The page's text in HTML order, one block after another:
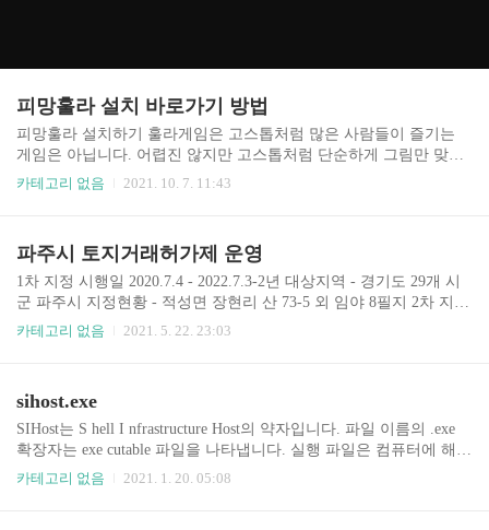
피망훌라 설치 바로가기 방법
피망훌라 설치하기 훌라게임은 고스톱처럼 많은 사람들이 즐기는
게임은 아닙니다. 어렵진 않지만 고스톱처럼 단순하게 그림만 맞춰
서 같이 어울릴순 없어도 막상 배워서 시작해보면 꽤 재미가 있는 카
더 맞을듯. 대표적인 사이트는 피망훌라가 있다. 하와이의 전통춤 또
한 훌라라고 불리우기도 한다.
카테고리 없음 2021. 10. 7. 11:43
파주시 토지거래허가제 운영
1차 지정 시행일 2020.7.4 - 2022.7.3-2년 대상지역 - 경기도 29개 시
군 파주시 지정현황 - 적성면 장현리 산 73-5 외 임야 8필지 2차 지정
- 외국인 법인 단체 대상 주택투기방지 목적 시행일 2020.10.31-2021.
카테고리 없음 2021. 5. 22. 23:03
sihost.exe
SIHost는 S hell I nfrastructure Host의 약자입니다. 파일 이름의 .exe
확장자는 exe cutable 파일을 나타냅니다. 실행 파일은 컴퓨터에 해를
끼치는 경우가 있기도 합니다. 흔한일은 아닙니다만 컴퓨터의 sihost.
카테고리 없음 2021. 1. 20. 05:08